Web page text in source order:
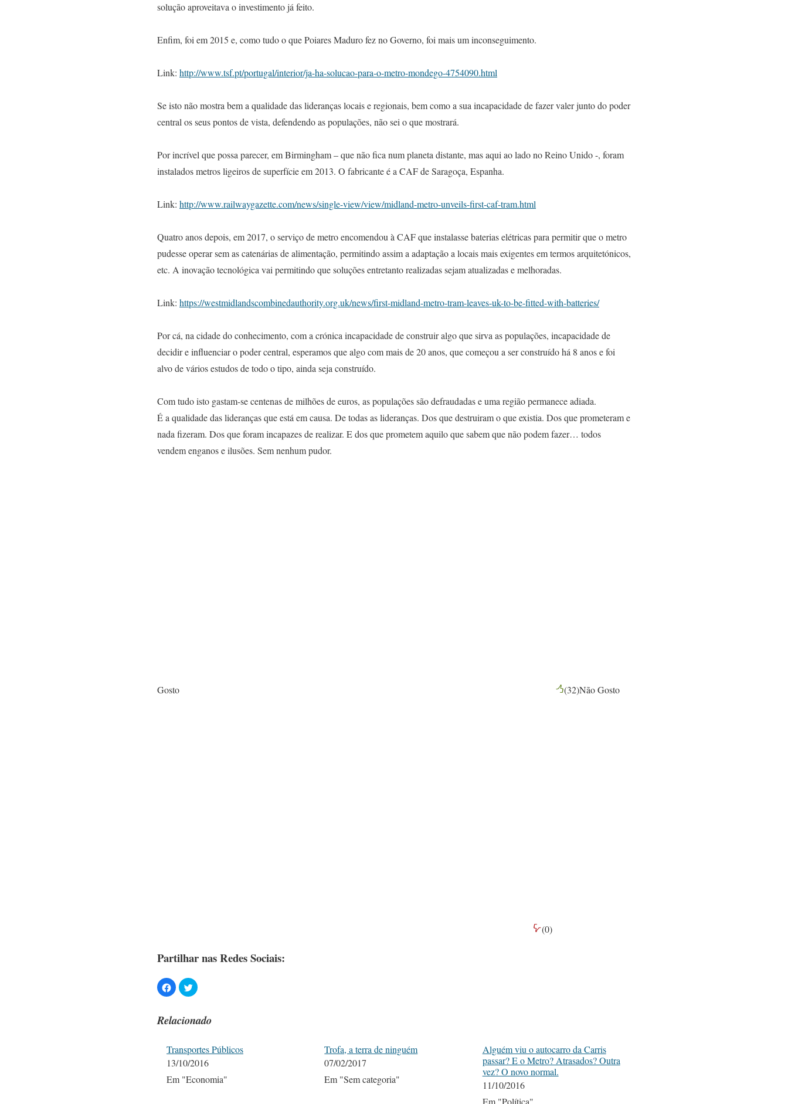
solução aproveitava o investimento já feito.
Enfim, foi em 2015 e, como tudo o que Poiares Maduro fez no Governo, foi mais um inconseguimento.
Link: http://www.tsf.pt/portugal/interior/ja-ha-solucao-para-o-metro-mondego-4754090.html
Se isto não mostra bem a qualidade das lideranças locais e regionais, bem como a sua incapacidade de fazer valer junto do poder
central os seus pontos de vista, defendendo as populações, não sei o que mostrará.
Por incrível que possa parecer, em Birmingham – que não fica num planeta distante, mas aqui ao lado no Reino Unido -, foram
instalados metros ligeiros de superfície em 2013. O fabricante é a CAF de Saragoça, Espanha.
Link: http://www.railwaygazette.com/news/single-view/view/midland-metro-unveils-first-caf-tram.html
Quatro anos depois, em 2017, o serviço de metro encomendou à CAF que instalasse baterias elétricas para permitir que o metro
pudesse operar sem as catenárias de alimentação, permitindo assim a adaptação a locais mais exigentes em termos arquitetónicos,
etc. A inovação tecnológica vai permitindo que soluções entretanto realizadas sejam atualizadas e melhoradas.
Link: https://westmidlandscombinedauthority.org.uk/news/first-midland-metro-tram-leaves-uk-to-be-fitted-with-batteries/
Por cá, na cidade do conhecimento, com a crónica incapacidade de construir algo que sirva as populações, incapacidade de
decidir e influenciar o poder central, esperamos que algo com mais de 20 anos, que começou a ser construído há 8 anos e foi
alvo de vários estudos de todo o tipo, ainda seja construído.
Com tudo isto gastam-se centenas de milhões de euros, as populações são defraudadas e uma região permanece adiada.
É a qualidade das lideranças que está em causa. De todas as lideranças. Dos que destruiram o que existia. Dos que prometeram e
nada fizeram. Dos que foram incapazes de realizar. E dos que prometem aquilo que sabem que não podem fazer… todos
vendem enganos e ilusões. Sem nenhum pudor.
Gosto (32)Não Gosto
(0)
Partilhar nas Redes Sociais:
Relacionado
Transportes Públicos
13/10/2016
Em "Economia"
Trofa, a terra de ninguém
07/02/2017
Em "Sem categoria"
Alguém viu o autocarro da Carris
passar? E o Metro? Atrasados? Outra
vez? O novo normal.
11/10/2016
Em "Política"